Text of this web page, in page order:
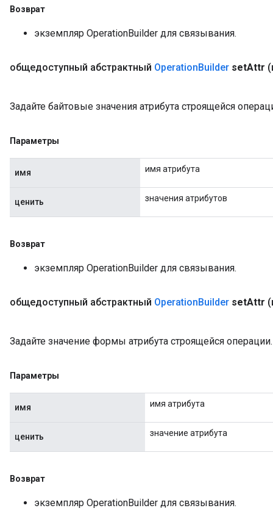
Возврат
экземпляр OperationBuilder для связывания.
общедоступный абстрактный OperationBuilder setAttr
Задайте байтовые значения атрибута строящейся
Параметры
имя имя атрибута
ценить значения атрибутов
Возврат
экземпляр OperationBuilder для связывания.
общедоступный абстрактный OperationBuilder setAttr
Задайте значение формы атрибута строящейся операции.
Параметры
имя имя атрибута
ценить значение атрибута
Возврат
экземпляр OperationBuilder для связывания.